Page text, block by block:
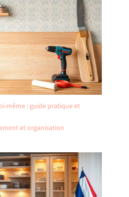
même : guide pratique et
et organisation